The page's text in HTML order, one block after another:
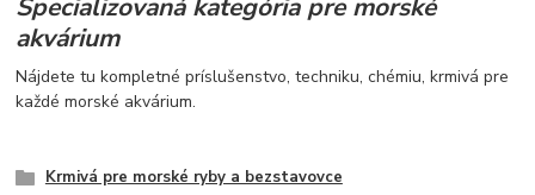
Špecializovaná kategória pre morské
akvárium
Nájdete tu kompletné príslušenstvo, techniku, chémiu, krmivá pre
každé morské akvárium.
Krmivá pre morské ryby a bezstavovce